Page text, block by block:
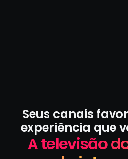
Seus canais
experiência que
A televisão